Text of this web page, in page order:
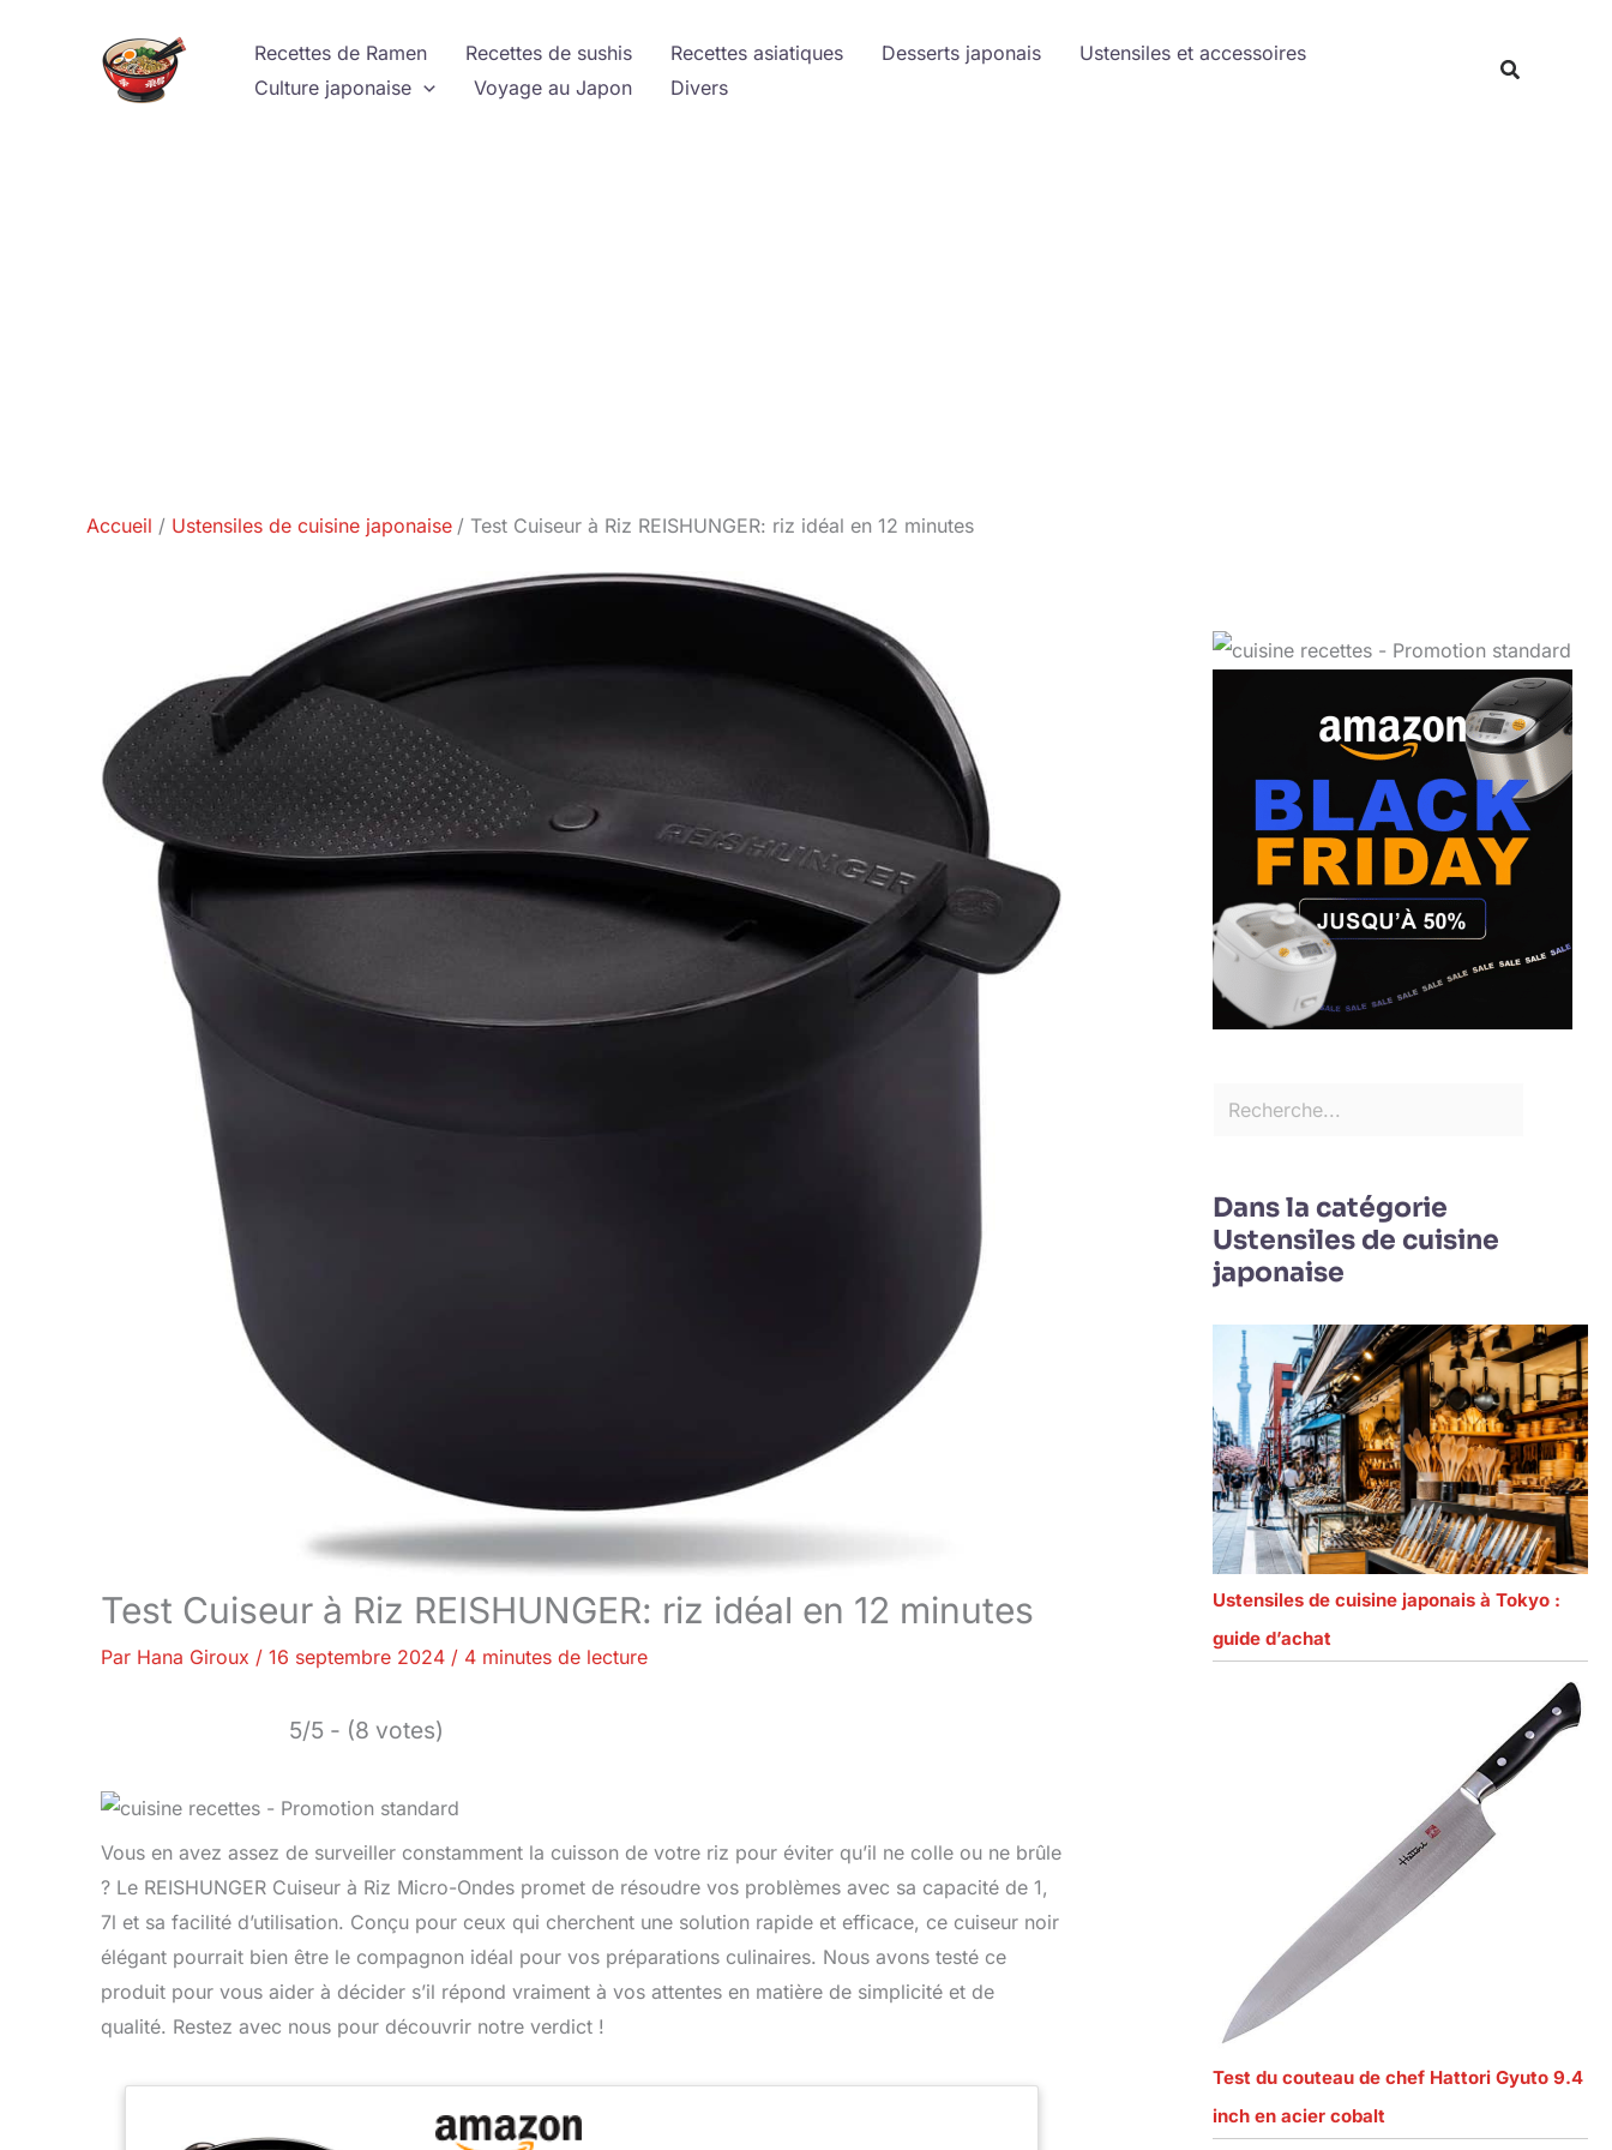
Recettes de Ramen Recettes de sushis Recettes asiatiques Desserts japonais
Ustensiles et accessoires
Culture japonaise
Voyage au Japon Divers
Accueil Ustensiles de cuisine japonaise Test Cuiseur à Riz REISHUNGER: riz idéal en 12 minutes
Test Cuiseur à Riz REISHUNGER: riz idéal en 12 minutes
Par Hana Giroux / 16 septembre 2024 / 4 minutes de lecture
5/5 - (8 votes)
Vous en avez assez de surveiller constamment la cuisson de votre riz pour éviter qu’il ne colle ou ne brûle
? Le REISHUNGER Cuiseur à Riz Micro-Ondes promet de résoudre vos problèmes avec sa capacité de 1,
7l et sa facilité d’utilisation. Conçu pour ceux qui cherchent une solution rapide et efficace, ce cuiseur noir
élégant pourrait bien être le compagnon idéal pour vos préparations culinaires. Nous avons testé ce
produit pour vous aider à décider s’il répond vraiment à vos attentes en matière de simplicité et de
qualité. Restez avec nous pour découvrir notre verdict !
Dans la catégorie
Ustensiles de cuisine
japonaise
Ustensiles de cuisine japonais à Tokyo :
guide d’achat
Test du couteau de chef Hattori Gyuto 9.4
inch en acier cobalt